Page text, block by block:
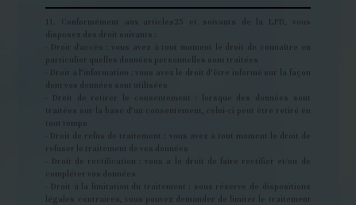
11. Conformément aux articles25 et suivants de la LPD, vous
disposez des droit suivants :
- Droit d'accès : vous avez à tout moment le droit de connaître en
particulier quelles données personnelles sont traitées
- Droit à l’information : vous avez le droit d’être informé sur la façon
dont vos données sont utilisées
- Droit de retirer le consentement : lorsque des données sont
traitées sur la base d’un consentement, celui-ci peut être retiré en
tout temps
- Droit de refus de traitement : vous avez à tout moment le droit de
refuser le traitement de vos données
- Droit de rectification : vous a le droit de faire rectifier et/ou de
compléter vos données
- Droit à la limitation du traitement : sous réserve de dispositions
légales contraires, vous pouvez demander de limiter le traitement